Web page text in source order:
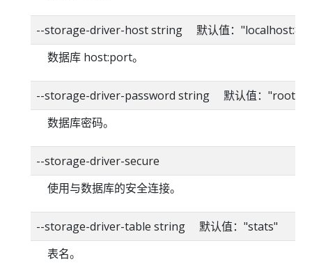
--storage-driver-host string 默认值：
数据库 host:port。
--storage-driver-password string 默认值："root"
数据库密码。
--storage-driver-secure
使用与数据库的安全连接。
--storage-driver-table string 默认值："stats"
表名。